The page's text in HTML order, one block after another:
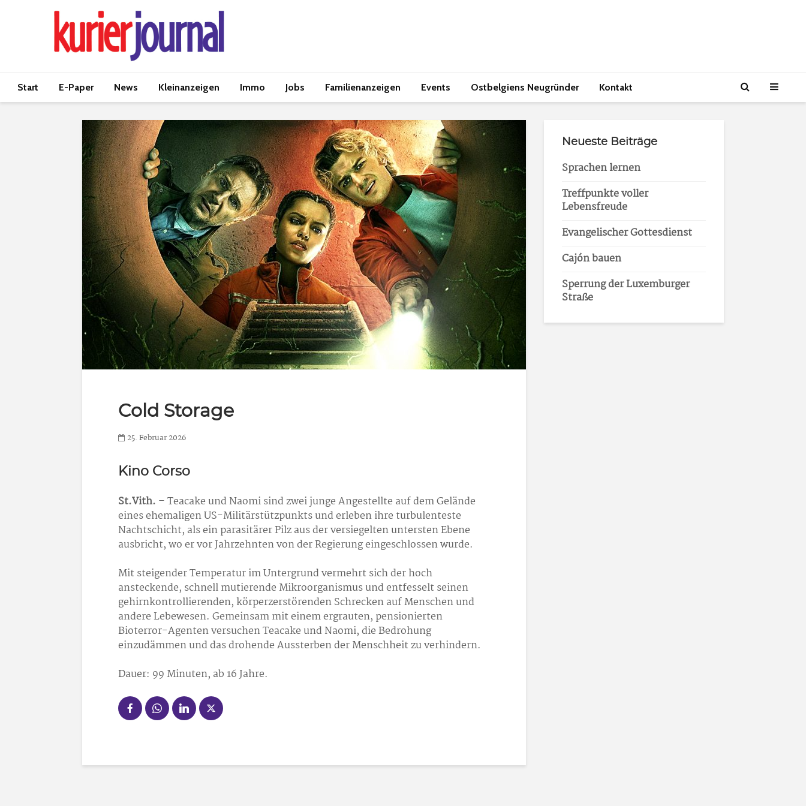
Start E-Paper News Kleinanzeigen Immo Jobs Familienanzeigen Events Ostbelgiens Neugründer Kontakt
Cold Storage
25. Februar 2026
Kino Corso
St.Vith. – Teacake und Naomi sind zwei junge Angestellte auf dem Gelände
eines ehemaligen US-Militärstützpunkts und erleben ihre turbulenteste
Nachtschicht, als ein parasitärer Pilz aus der versiegelten untersten Ebene
ausbricht, wo er vor Jahrzehnten von der Regierung eingeschlossen wurde.
Mit steigender Temperatur im Untergrund vermehrt sich der hoch
ansteckende, schnell mutierende Mikroorganismus und entfesselt seinen
gehirnkontrollierenden, körperzerstörenden Schrecken auf Menschen und
andere Lebewesen. Gemeinsam mit einem ergrauten, pensionierten
Bioterror-Agenten versuchen Teacake und Naomi, die Bedrohung
einzudämmen und das drohende Aussterben der Menschheit zu verhindern.
Dauer: 99 Minuten, ab 16 Jahre.
Neueste Beiträge
Sprachen lernen
Treffpunkte voller
Lebensfreude
Evangelischer Gottesdienst
Cajón bauen
Sperrung der Luxemburger
Straße